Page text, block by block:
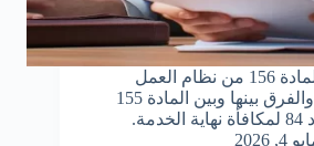
شرح الوضع الحالي للمادة 156 من نظام العمل
السعودي بعد إلغائها، والفرق بينها وبين المادة 155
4, 2026